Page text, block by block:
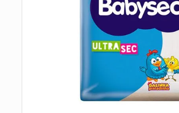
9º esmalte
10ºabsorvente